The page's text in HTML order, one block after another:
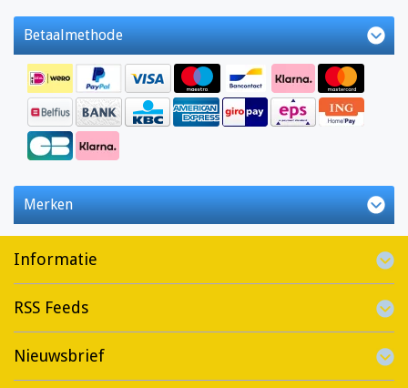
Betaalmethode
Merken
Informatie
RSS Feeds
Nieuwsbrief